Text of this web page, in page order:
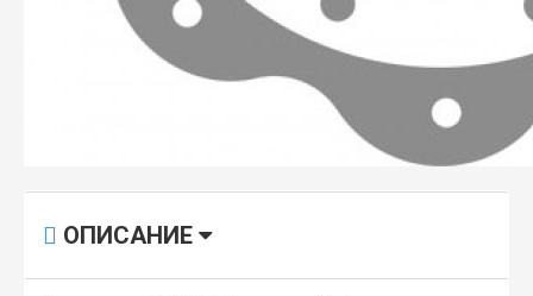
ОПИСАНИЕ